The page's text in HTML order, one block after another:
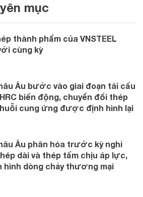
mục
thành phẩm của VNSTEEL
cùng kỳ
Âu bước vào giai đoạn tái cấu
biến động, chuyển đổi thép
cung ứng được định hình lại
Âu phân hóa trước kỳ nghỉ
dài và thép tấm chịu áp lực,
hình dòng chảy thương mại